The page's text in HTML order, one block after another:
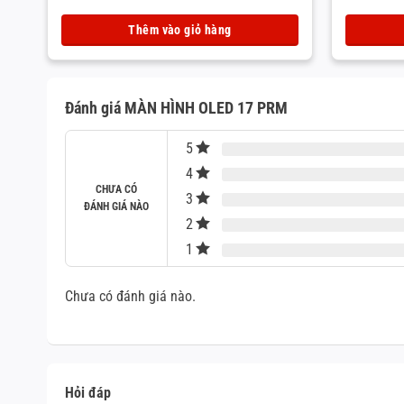
5.000¥.
tại
là:
Thêm vào giỏ hàng
5.000¥.
tại
là:
Đánh giá MÀN HÌNH OLED 17 PRM
CHƯA CÓ
ĐÁNH GIÁ NÀO
5
4
3
2
1
Chưa có đánh giá nào.
Hỏi đáp